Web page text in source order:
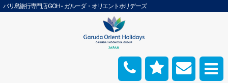
バリ島旅行専門店 GOH - ガルーダ・オリエントホリデーズ